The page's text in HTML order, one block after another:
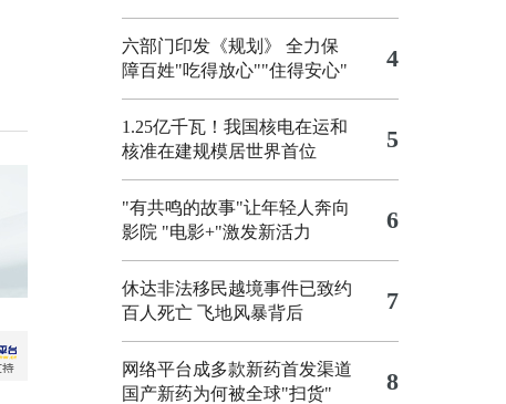
六部门印发《规划》 全力保
障百姓"吃得放心""住得安心"
4
1.25亿千瓦！我国核电在运和
核准在建规模居世界首位
5
"有共鸣的故事"让年轻人奔向
影院 "电影+"激发新活力 6
休达非法移民越境事件已致约
百人死亡 飞地风暴背后 7
网络平台成多款新药首发渠道
国产新药为何被全球"扫货"
8